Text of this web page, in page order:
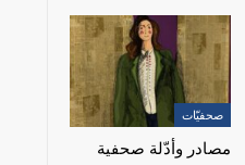
صحفيّات
مصادر وأدّلة صحفية